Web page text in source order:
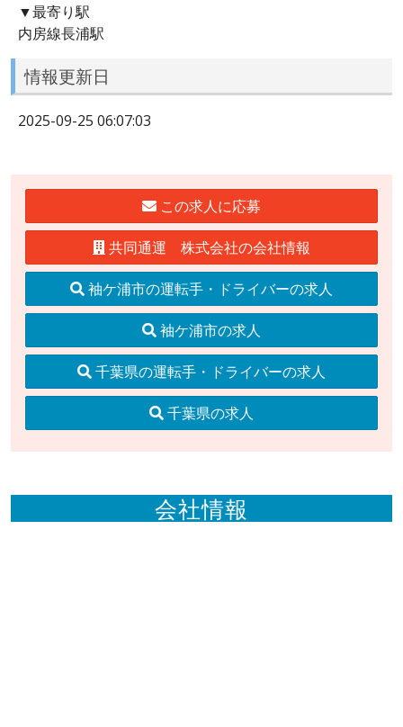
▼最寄り駅
内房線長浦駅
情報更新日
2025-09-25 06:07:03
この求人に応募
共同通運 株式会社の会社情報
袖ケ浦市の運転手・ドライバーの求人
袖ケ浦市の求人
千葉県の運転手・ドライバーの求人
千葉県の求人
会社情報